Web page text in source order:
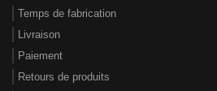
Temps de fabrication
Livraison
Paiement
Retours de produits